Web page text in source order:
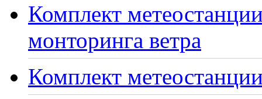
Комплект
монторинга ветра
Комплект